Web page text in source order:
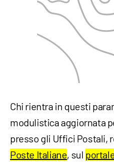
Chi rientra in questi
modulistica aggiornata
presso gli Uffici Postali,
Poste Italiane, sul